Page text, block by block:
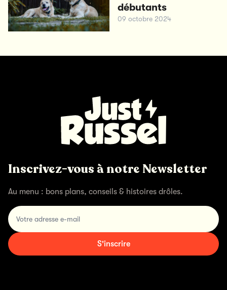
débutants
09 octobre 2024
Inscrivez-vous à notre Newsletter
Au menu : bons plans, conseils & histoires drôles.
Votre adresse e-mail
S'inscrire